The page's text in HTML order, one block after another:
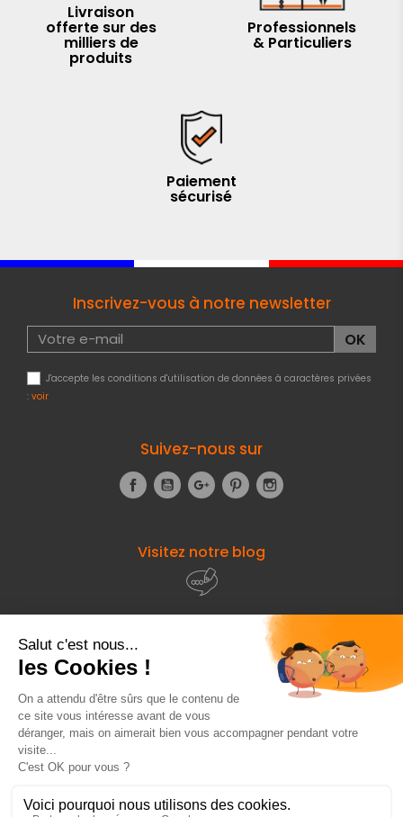
Livraison
offerte sur des
milliers de
produits
Professionnels
& Particuliers
Paiement
sécurisé
Inscrivez-vous à notre newsletter
J'accepte les conditions d'utilisation de données à caractères privées
: voir
Suivez-nous sur
FacebookYouTubeGoogle+Pinterest
Visitez notre blog
À propos de
Fourniresto
Entre vous et nous